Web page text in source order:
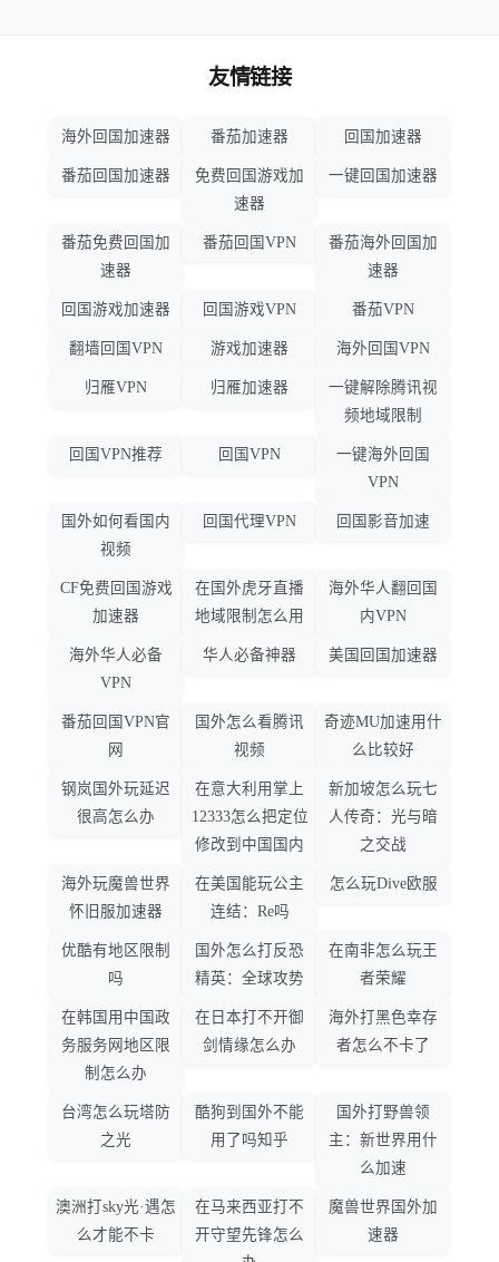
友情链接
海外回国加速器 番茄加速器 回国加速器
番茄回国加速器
免费回国游戏加
速器
一键回国加速器
番茄免费回国加
速器
番茄回国VPN
番茄海外回国加
速器
回国游戏加速器 回国游戏VPN 番茄VPN
翻墙回国VPN 游戏加速器 海外回国VPN
归雁VPN 归雁加速器
一键解除腾讯视
频地域限制
回国VPN推荐 回国VPN
一键海外回国
VPN
国外如何看国内
视频
回国代理VPN 回国影音加速
CF免费回国游戏
加速器
在国外虎牙直播
地域限制怎么用
海外华人翻回国
内VPN
海外华人必备
VPN
华人必备神器 美国回国加速器
番茄回国VPN官
网
国外怎么看腾讯
视频
奇迹MU加速用什
么比较好
钢岚国外玩延迟
很高怎么办
在意大利用掌上
12333怎么把定位
修改到中国国内
新加坡怎么玩七
人传奇：光与暗
之交战
海外玩魔兽世界
怀旧服加速器
在美国能玩公主
连结：Re吗
怎么玩Dive欧服
优酷有地区限制
吗
国外怎么打反恐
精英：全球攻势
在南非怎么玩王
者荣耀
在韩国用中国政
务服务网地区限
制怎么办
在日本打不开御
剑情缘怎么办
海外打黑色幸存
者怎么不卡了
台湾怎么玩塔防
之光
酷狗到国外不能
用了吗知乎
国外打野兽领
主：新世界用什
么加速
澳洲打sky光·遇怎
么才能不卡
在马来西亚打不
开守望先锋怎么
魔兽世界国外加
速器